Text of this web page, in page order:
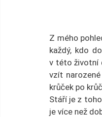
Z mého
každý, kdo
v této životní
vzít
krůček po
Stáří je z
je více než